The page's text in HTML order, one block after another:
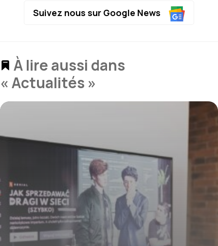
Suivez nous sur Google News
À lire aussi dans
« Actualités »